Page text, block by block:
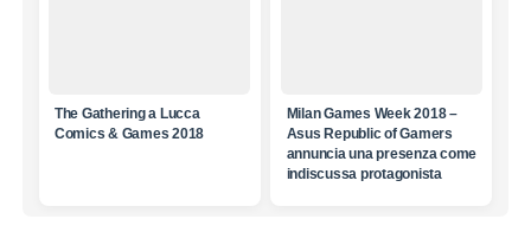
The Gathering a Lucca
Comics & Games 2018
Milan Games Week 2018 –
Asus Republic of Gamers
annuncia una presenza come
indiscussa protagonista